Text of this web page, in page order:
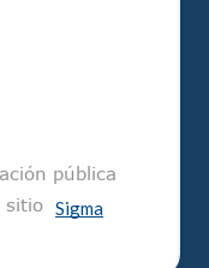
pública
sitio Sigma